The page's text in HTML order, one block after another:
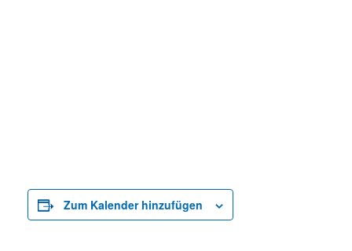
Zum Kalender hinzufügen